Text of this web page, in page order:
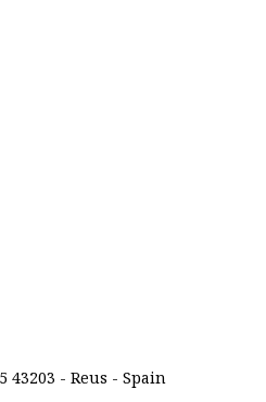
43203 - Reus - Spain